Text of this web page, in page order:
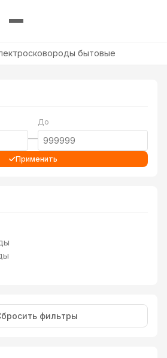
товаров
бытовые
—
До
Применить
фильтры